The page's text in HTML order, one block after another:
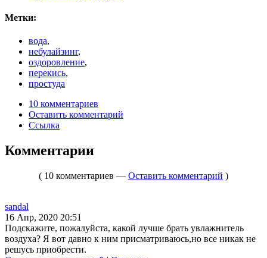
Метки:
вода,
небулайзинг,
оздоровление,
перекись,
простуда
10 комментариев
Оставить комментарий
Ссылка
Комментарии
( 10 комментариев — Оставить комментарий )
sandal
16 Апр, 2020 20:51
Подскажите, пожалуйста, какой лучше брать увлажнитель
воздуха? Я вот давно к ним присматриваюсь,но все никак не
решусь приобрести.